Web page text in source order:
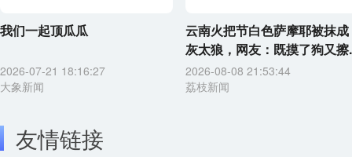
我们一起顶瓜瓜
2026-07-21 18:16:27
大象新闻
云南火把节白色萨摩耶被抹成
灰太狼，网友：既摸了狗又擦
2026-08-08 21:53:44
荔枝新闻
友情链接